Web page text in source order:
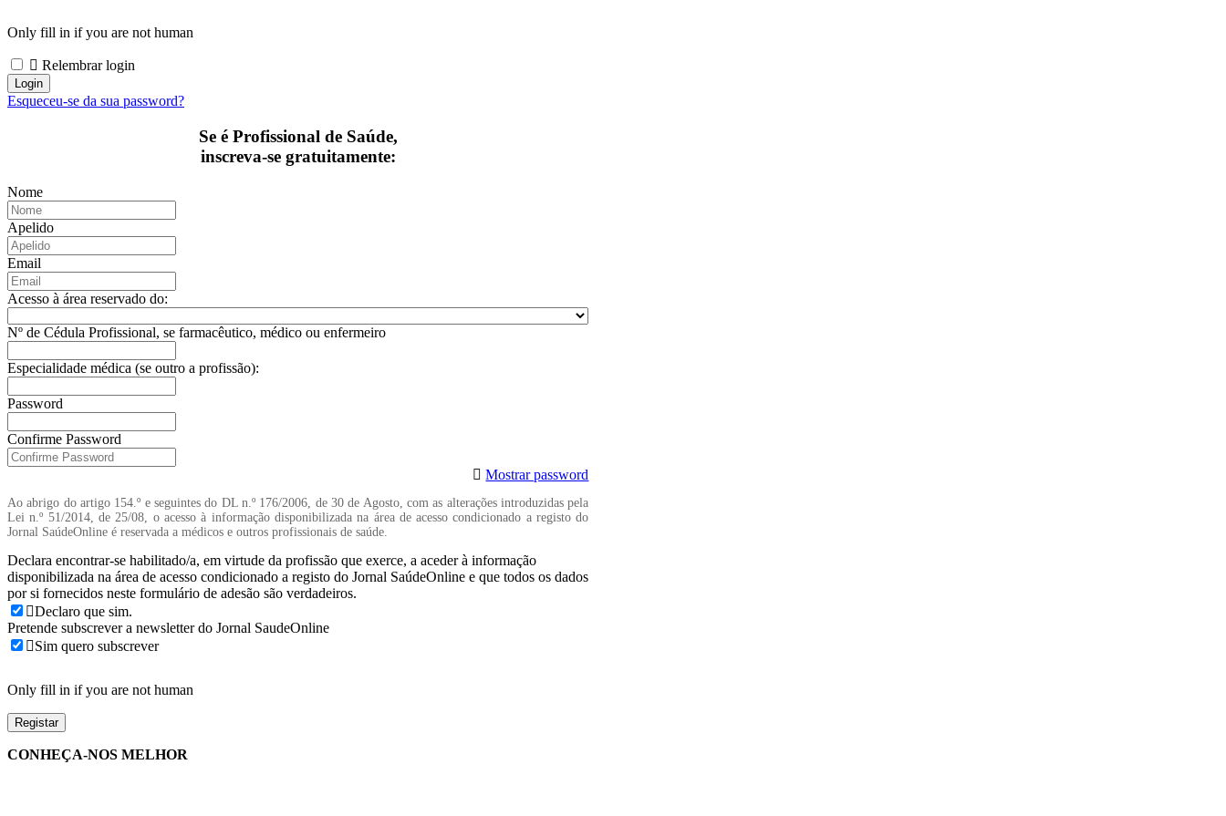
Only fill in if you are not human
Relembrar login
Esqueceu-se da sua password?
Se é Profissional de Saúde,
inscreva-se gratuitamente:
Nome
Apelido
Email
Acesso à área reservado do:
Nº de Cédula Profissional, se farmacêutico, médico ou enfermeiro
Especialidade médica (se outro a profissão):
Password
Confirme Password
Mostrar password
Ao abrigo do artigo 154.º e seguintes do DL n.º 176/2006, de 30 de Agosto, com as alterações introduzidas pela
Lei n.º 51/2014, de 25/08, o acesso à informação disponibilizada na área de acesso condicionado a registo do
Jornal SaúdeOnline é reservada a médicos e outros profissionais de saúde.
Declara encontrar-se habilitado/a, em virtude da profissão que exerce, a aceder à informação
disponibilizada na área de acesso condicionado a registo do Jornal SaúdeOnline e que todos os dados
por si fornecidos neste formulário de adesão são verdadeiros.
Declaro que sim.
Pretende subscrever a newsletter do Jornal SaudeOnline
Sim quero subscrever
Only fill in if you are not human
CONHEÇA-NOS MELHOR